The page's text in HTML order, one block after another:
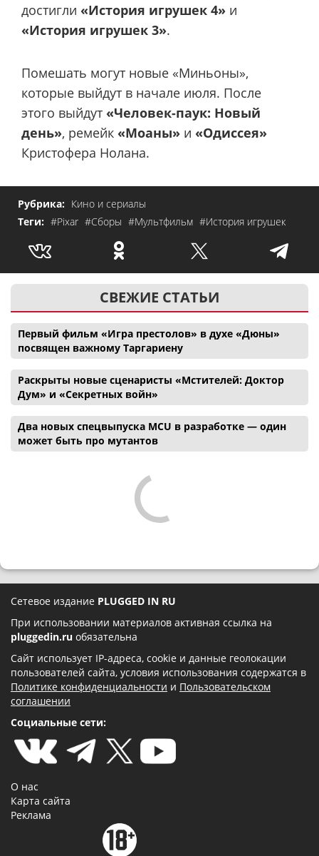
достигли «История игрушек 4» и
«История игрушек 3».
Помешать могут новые «Миньоны»,
которые выйдут в начале июля. После
этого выйдут «Человек-паук: Новый
день», ремейк «Моаны» и «Одиссея»
Кристофера Нолана.
Рубрика: Кино и сериалы
Теги: #Pixar #Сборы #Мультфильм #История игрушек
СВЕЖИЕ СТАТЬИ
Первый фильм «Игра престолов» в духе «Дюны»
посвящен важному Таргариену
Раскрыты новые сценаристы «Мстителей: Доктор
Дум» и «Секретных войн»
Два новых спецвыпуска MCU в разработке — один
может быть про мутантов
Сетевое издание PLUGGED IN RU
При использовании материалов активная ссылка на
pluggedin.ru обязательна
Сайт использует IP-адреса, cookie и данные геолокации
пользователей сайта, условия использования содержатся в
Политике конфиденциальности и Пользовательском
соглашении
Социальные сети:
О нас
Карта сайта
Реклама